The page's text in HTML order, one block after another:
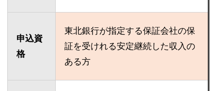
申込資
格
東北銀行が指定する保証会社の保
証を受けれる安定継続した収入の
ある方